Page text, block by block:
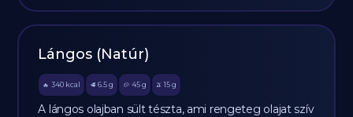
Lángos (Natúr)
🔥 340 kcal 🥩 6.5 g 🥔 45g 🫒 15 g
A lángos olajban sült tészta, ami rengeteg olajat szív